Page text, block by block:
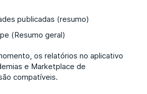
publicadas (resumo)
(Resumo geral)
os relatórios no aplicativo
e Marketplace de
compatíveis.